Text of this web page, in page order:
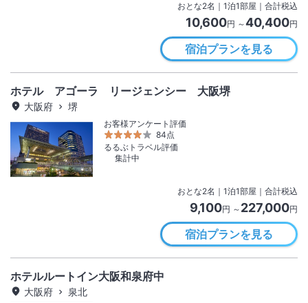
おとな2名 ｜ 1泊1部屋｜合計税込
10,600円 ～40,400円
宿泊プランを見る
ホテル アゴーラ リージェンシー 大阪堺
大阪府 堺
お客様アンケート評価
84点
るるぶトラベル評価
集計中
おとな2名 ｜ 1泊1部屋｜合計税込
9,100円 ～ 227,000円
宿泊プランを見る
ホテルルートイン大阪和泉府中
大阪府 泉北